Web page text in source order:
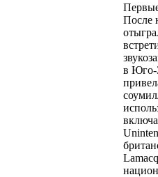
После
в Юго-